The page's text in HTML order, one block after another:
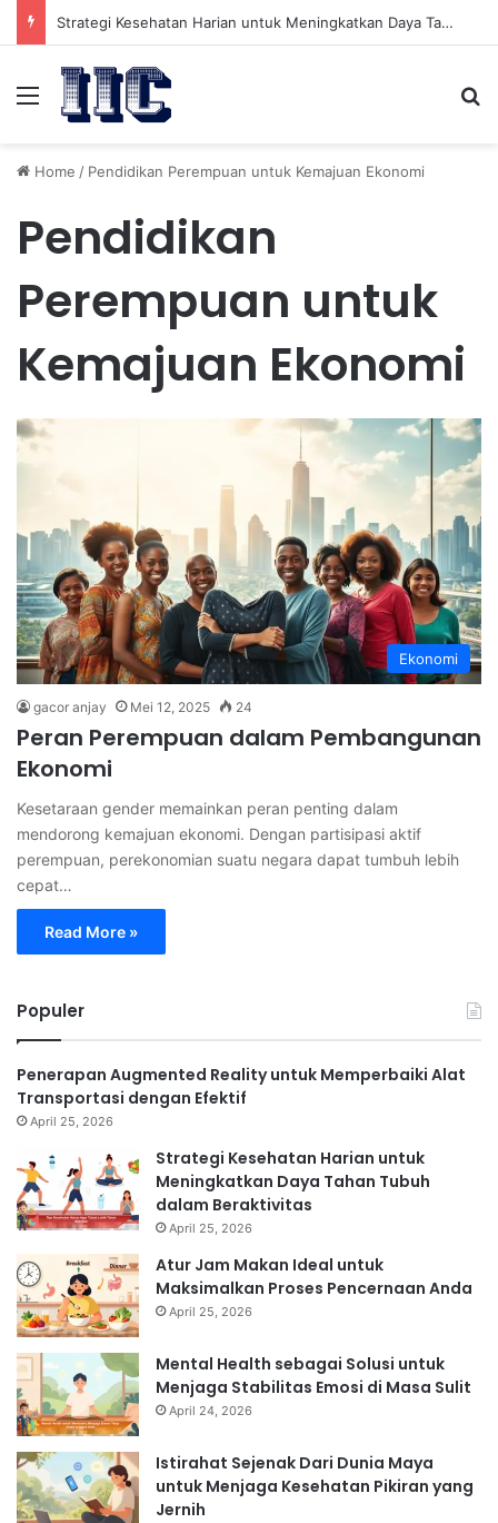
Strategi Kesehatan Harian untuk Meningkatkan Daya Tahan Tubuh dalam Beraktivitas
Menu
Home / Pendidikan Perempuan untuk Kemajuan Ekonomi
Pendidikan
Perempuan untuk
Kemajuan Ekonomi
Ekonomi
gacor anjay Mei 12, 2025 24
Peran Perempuan dalam Pembangunan
Ekonomi
Kesetaraan gender memainkan peran penting dalam
mendorong kemajuan ekonomi. Dengan partisipasi aktif
perempuan, perekonomian suatu negara dapat tumbuh lebih
cepat…
Read More »
Populer
Penerapan Augmented Reality untuk Memperbaiki Alat
Transportasi dengan Efektif
April 25, 2026
Strategi Kesehatan Harian untuk
Meningkatkan Daya Tahan Tubuh
dalam Beraktivitas
April 25, 2026
Atur Jam Makan Ideal untuk
Maksimalkan Proses Pencernaan Anda
April 25, 2026
Mental Health sebagai Solusi untuk
Menjaga Stabilitas Emosi di Masa Sulit
April 24, 2026
Istirahat Sejenak Dari Dunia Maya
untuk Menjaga Kesehatan Pikiran yang
Jernih